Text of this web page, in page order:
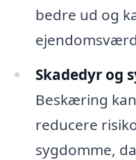
bedre ud og
Skadedyr og
Beskæring
reducere
sygdomme,